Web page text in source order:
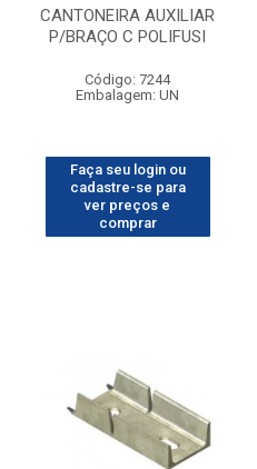
CANTONEIRA AUXILIAR
P/BRAÇO C POLIFUSI
Código: 7244
Embalagem: UN
Faça seu login ou
cadastre-se para
ver preços e
comprar